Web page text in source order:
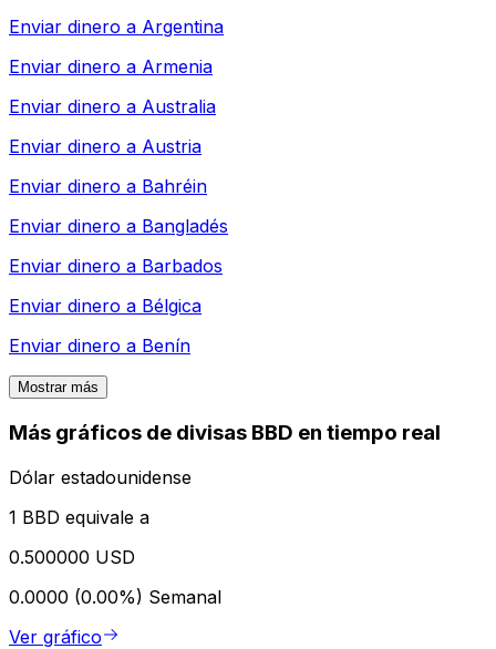
Enviar dinero a Argentina
Enviar dinero a Armenia
Enviar dinero a Australia
Enviar dinero a Austria
Enviar dinero a Bahréin
Enviar dinero a Bangladés
Enviar dinero a Barbados
Enviar dinero a Bélgica
Enviar dinero a Benín
Mostrar más
Más gráficos de divisas BBD en tiempo real
Dólar estadounidense
1 BBD equivale a
0.500000 USD
0.0000 (0.00%) Semanal
Ver gráfico